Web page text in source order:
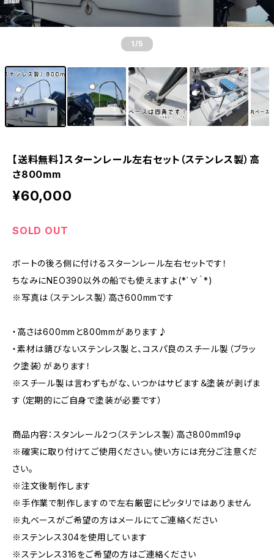
1 /5
【送料無料】スターンレール左右セット（ステンレス製）高
さ800mm
¥60,000
SOLD OUT
ボートの後ろ側に付けるスターンレール左右セットです！
ちなみにNEO390以外の船でも使えますよ(*´∀｀*)
※写真は（ステンレス製）高さ600mmです
・高さは600mmと800mmがあります♪
・素材は錆びないステンレス製と、コスパ良のスチール製（ブラッ
ク塗装）があります！
※スチール製は言わずもがな、いつかはサビます＆塗装が剥げま
す（定期的にご自身で塗装が必要です）
商品内容：スタンレール2つ（ステンレス製）高さ800mm19φ
※確実に取り付けてご使用ください。使い方には充分ご注意くだ
さい。
※注文後制作します
※手作業で制作しますので左右厳密にピッタリではありません
※丸ベースがご希望の方はメールにてご連絡ください
※ステンレス304を使用しています
※ステンレス316をご希望の方はご連絡ください